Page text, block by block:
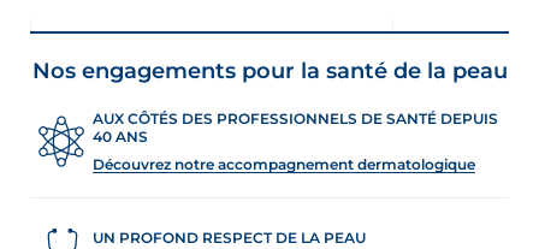
Nos engagements pour la santé de la peau
AUX CÔTÉS DES PROFESSIONNELS DE SANTÉ DEPUIS
40 ANS
Découvrez notre accompagnement dermatologique
UN PROFOND RESPECT DE LA PEAU